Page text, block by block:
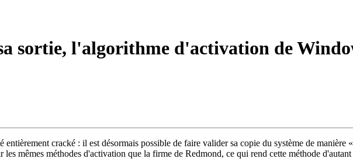
sortie, l'algorithme d'activation de
cracké : il est désormais possible de faire valider sa copie du système de manière
les mêmes méthodes d'activation que la firme de Redmond, ce qui rend cette méthode